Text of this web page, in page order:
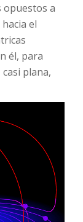
opuestos a
el
él, para
plana,